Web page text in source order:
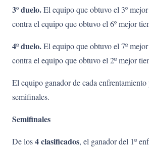
3º duelo.El equipo que obtuvo el 3º
contra el equipo que obtuvo el 6º mejor
4º duelo.El equipo que obtuvo el 7º
contra el equipo que obtuvo el 2º mejor
El equipo ganador de cada enfrentamiento
semifinales.
Semifinales
De los4 clasificados, el ganador del 1º